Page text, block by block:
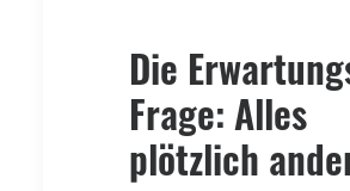
Die
Frage: Alles
plötzlich